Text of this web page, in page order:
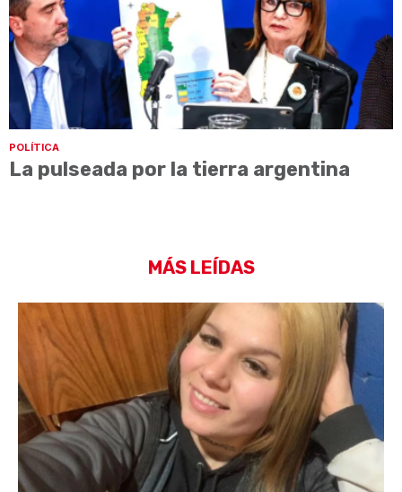
POLÍTICA
La pulseada por la tierra argentina
MÁS LEÍDAS